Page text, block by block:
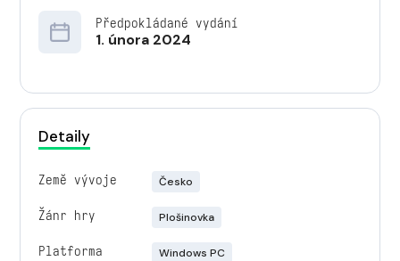
Předpokládané vydání
1. února 2024
Detaily
Země vývoje Česko
Žánr hry Plošinovka
Platforma Windows PC